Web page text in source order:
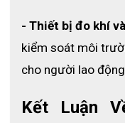
LỢI ÍCH KHI SỬ
Bộ áo mưa cao cấp
giá thành lại khá rẻ
- Thiết bị đo khí
kiểm soát môi
cho người lao
Kết Luận